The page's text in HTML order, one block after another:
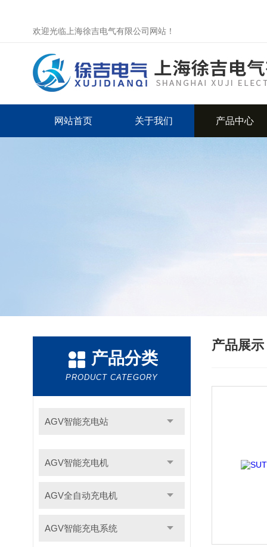
欢迎光临上海徐吉电气有限公司网站！
网站首页 关于我们 产品中心
产品分类
PRODUCT CATEGORY
AGV智能充电站
AGV智能充电机
AGV全自动充电机
AGV智能充电系统
产品展示